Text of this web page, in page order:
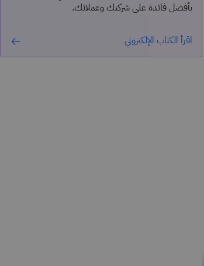
بأفضل فائدة على شركتك وعملائك.
اقرأ الكتاب الإلكتروني